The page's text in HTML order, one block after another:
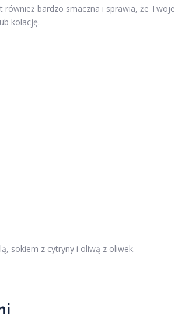
również bardzo smaczna i sprawia, że Twoje
kolację.
sokiem z cytryny i oliwą z oliwek.